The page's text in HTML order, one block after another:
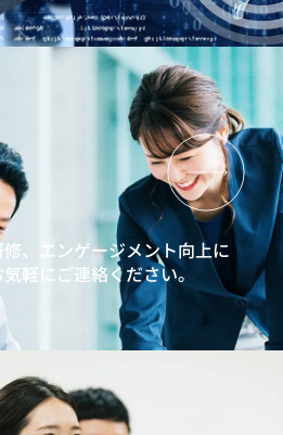
、エンゲージメント向上に
軽にご連絡ください。